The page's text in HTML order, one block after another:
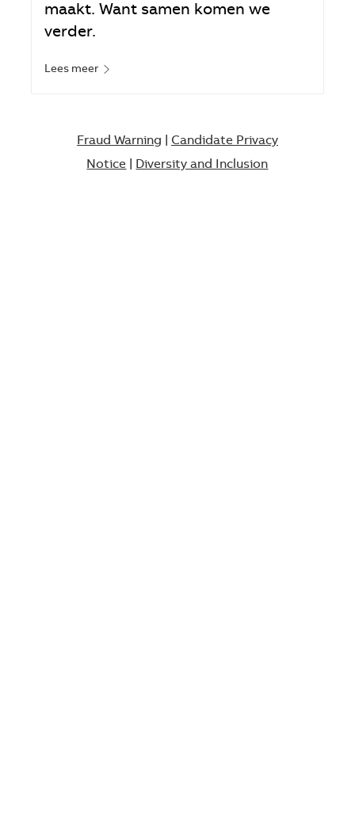
maakt. Want samen komen we
verder.
Lees meer
Fraud Warning
Candidate Privacy
Notice
Diversity and Inclusion​​​​​​​